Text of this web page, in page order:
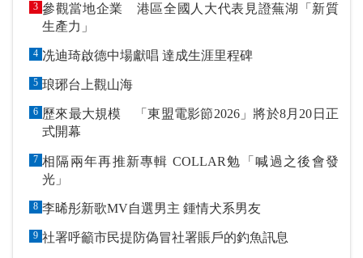
3 參觀當地企業 港區全國人大代表見證蕪湖「新質
生產力」
4 冼迪琦啟德中場獻唱 達成生涯里程碑
5 琅琊台上觀山海
6 歷來最大規模 「東盟電影節2026」將於8月20日正
式開幕
7 相隔兩年再推新專輯 COLLAR勉「喊過之後會發
光」
8 李晞彤新歌MV自選男主 鍾情犬系男友
9 社署呼籲市民提防偽冒社署賬戶的釣魚訊息